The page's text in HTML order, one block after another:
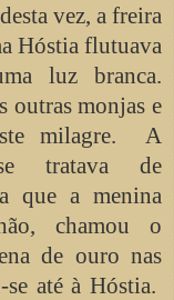
vez, a freira
Hóstia flutuava
luz branca.
outras monjas e
milagre. A
tratava de
que a menina
chamou o
de ouro nas
até à Hóstia.